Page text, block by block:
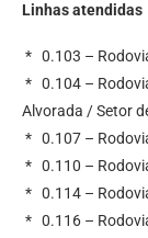
Linhas atendidas
* 0.103 –
* 0.104 –
Alvorada / Setor
* 0.107 –
* 0.110 –
* 0.114 –
* 0.116 –